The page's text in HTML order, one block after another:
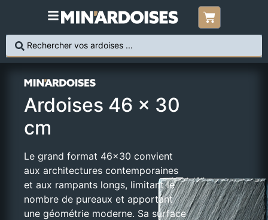
Ardoises 46 × 30
cm
Le grand format 46×30 convient
aux architectures contemporaines
et aux rampants longs, limitant le
nombre de pureaux et apportant
une géométrie moderne. Sa surface